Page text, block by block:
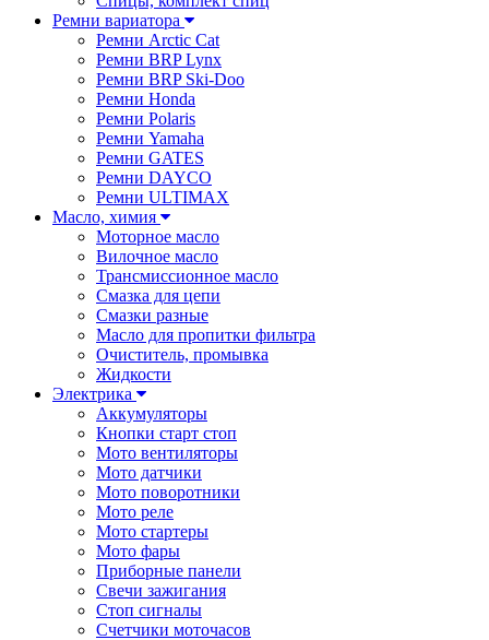
Ремни вариатора
Ремни Arctic Cat
Ремни BRP Lynx
Ремни BRP Ski-Doo
Ремни Honda
Ремни Polaris
Ремни Yamaha
Ремни GATES
Ремни DAYCO
Ремни ULTIMAX
Масло, химия
Моторное масло
Вилочное масло
Трансмиссионное масло
Смазка для цепи
Смазки разные
Масло для пропитки фильтра
Очиститель, промывка
Жидкости
Электрика
Аккумуляторы
Кнопки старт стоп
Мото вентиляторы
Мото датчики
Мото поворотники
Мото реле
Мото стартеры
Мото фары
Приборные панели
Свечи зажигания
Стоп сигналы
Счетчики моточасов